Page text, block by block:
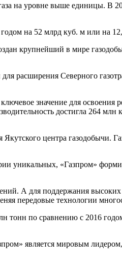
на уровне выше единицы. В
на 52 млрд куб. м или на
крупнейший в мире
расширения Северного
значение для
достигла 264
центра газодобычи.
уникальных, «Газпром»
А для поддержания
передовые технологии
тонн по сравнению с 2016
является мировым